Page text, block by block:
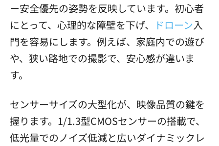
ー安全優先の姿勢を反映しています。初心者
にとって、心理的な障壁を下げ、
ドローン入
門を容易にします。例えば、家庭内での遊び
や、狭い路地での撮影で、安心感が違いま
す。
センサーサイズの大型化が、映像品質の鍵を
握ります。1/1.3型CMOSセンサーの搭載で、
低光量でのノイズ低減と広いダイナミックレ